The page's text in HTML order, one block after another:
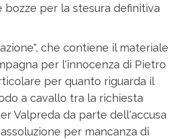
bozze per la stesura definitiva
che contiene il materiale
per l'innocenza di Pietro
per quanto riguarda il
a cavallo tra la richiesta
Valpreda da parte dell'accusa
per mancanza di